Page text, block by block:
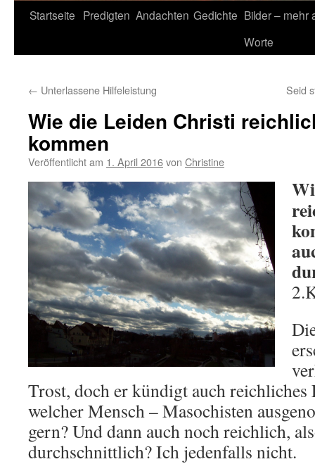
Startseite Predigten Andachten Gedichte Bilder – mehr
Worte
← Unterlassene Hilfeleistung Seid
Wie die Leiden Christi
kommen
Veröffentlicht am 1. April 2016von Christine
Trost, doch er kündigt auch reichliches
welcher Mensch – Masochisten
gern? Und dann auch noch reichlich,
durchschnittlich? Ich jedenfalls nicht.